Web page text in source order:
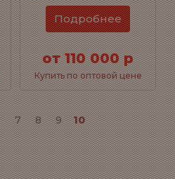
Подробнее
от 110 000 р
Купить по оптовой цене
7 8 9 10